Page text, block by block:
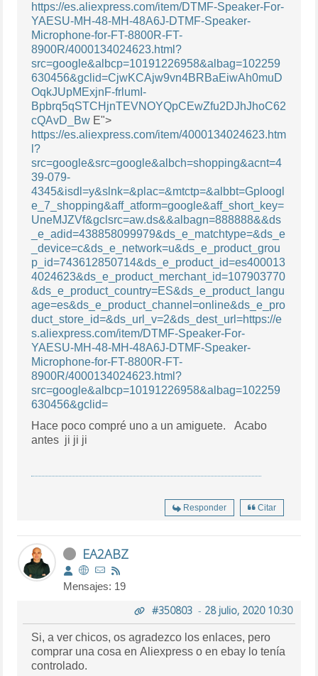
https://es.aliexpress.com/item/DTMF-Speaker-For-
YAESU-MH-48-MH-48A6J-DTMF-Speaker-
Microphone-for-FT-8800R-FT-
8900R/4000134024623.html?
src=google&albcp=10191226958&albag=102259
630456&gclid=CjwKCAjw9vn4BRBaEiwAh0muD
OqkJUpMExjnF-frlumI-
Bpbrq5qSTCHjnTEVNOYQpCEwZfu2DJhJhoC62
cQAvD_Bw E">
https://es.aliexpress.com/item/4000134024623.htm
l?
src=google&src=google&albch=shopping&acnt=4
39-079-
4345&isdl=y&slnk=&plac=&mtctp=&albbt=Gploogl
e_7_shopping&aff_atform=google&aff_short_key=
UneMJZVf&gclsrc=aw.ds&&albagn=888888&&ds
_e_adid=438858099979&ds_e_matchtype=&ds_e
_device=c&ds_e_network=u&ds_e_product_grou
p_id=743612850714&ds_e_product_id=es400013
4024623&ds_e_product_merchant_id=107903770
&ds_e_product_country=ES&ds_e_product_langu
age=es&ds_e_product_channel=online&ds_e_pro
duct_store_id=&ds_url_v=2&ds_dest_url=https://e
s.aliexpress.com/item/DTMF-Speaker-For-
YAESU-MH-48-MH-48A6J-DTMF-Speaker-
Microphone-for-FT-8800R-FT-
8900R/4000134024623.html?
src=google&albcp=10191226958&albag=102259
630456&gclid=
Hace poco compré uno a un amiguete. Acabo
antes ji ji ji
Responder Citar
EA2ABZ
Mensajes: 19
#350803- 28 julio, 2020 10:30
Si, a ver chicos, os agradezco los enlaces, pero
comprar una cosa en Aliexpress o en ebay lo tenía
controlado.